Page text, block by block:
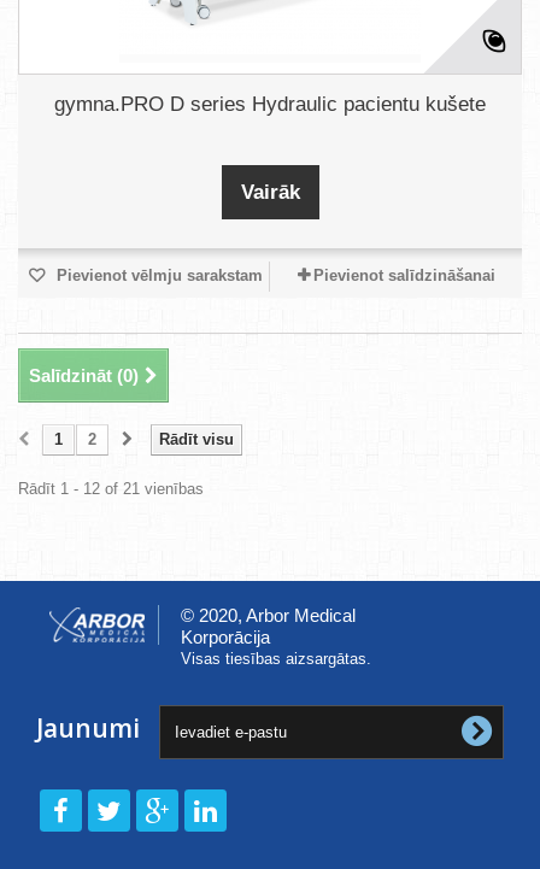
gymna.PRO D series Hydraulic pacientu kušete
Vairāk
Pievienot vēlmju sarakstam Pievienot salīdzināšanai
Salīdzināt (0)
Rādīt visu
1 2
Rādīt 1 - 12 of 21 vienības
© 2020, Arbor Medical
Korporācija
Visas tiesības aizsargātas.
Jaunumi